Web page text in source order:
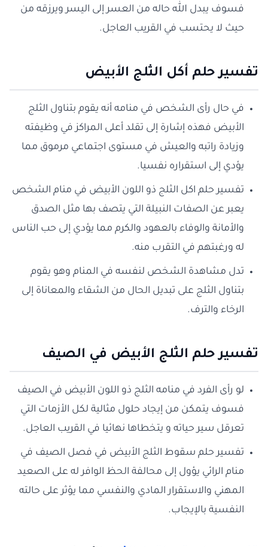
فسوف يبدل الله حاله من العسر إلى اليسر ويرزقه من
حيث لا يحتسب في القريب العاجل.
تفسير حلم أكل الثلج الأبيض
في حال رأى الشخص في منامه أنه يقوم بتناول الثلج
الأبيض فهذه إشارة إلى تقلد أعلى المراكز في وظيفته
وزيادة راتبه والعيش في مستوى اجتماعي مرموق مما
يؤدي إلى استقراره نفسيا.
تفسير حلم اكل الثلج ذو اللون الأبيض في منام الشخص
يعبر عن الصفات النبيلة التي يتصف بها مثل الصدق
والأمانة والوفاء بالعهود والكرم مما يؤدي إلى حب الناس
له ورغبتهم في التقرب منه.
تدل مشاهدة الشخص لنفسه في المنام وهو يقوم
بتناول الثلج على تبديل الحال من الشقاء والمعاناة إلى
الرخاء والترف.
تفسير حلم الثلج الأبيض في الصيف
لو رأى الفرد في منامه الثلج ذو اللون الأبيض في الصيف
فسوف يتمكن من إيجاد حلول مثالية لكل الأزمات التي
تعرقل سير حياته و يتخطاها نهائيا في القريب العاجل.
تفسير حلم سقوط الثلج الأبيض في فصل الصيف في
منام الرائي يؤول إلى محالفة الحظ الوافر له على الصعيد
المهني والاستقرار المادي والنفسي مما يؤثر على حالته
النفسية بالإيجاب.